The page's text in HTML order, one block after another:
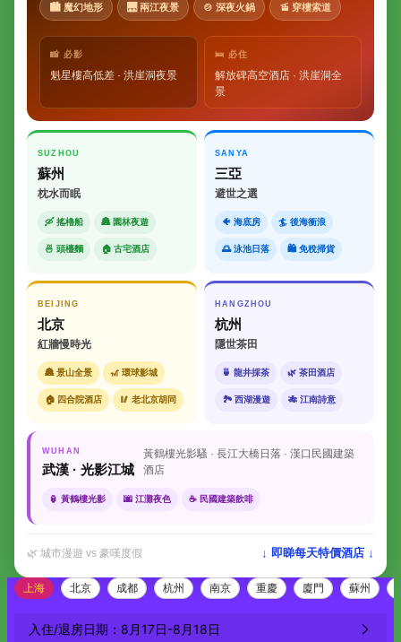
🏙 魔幻地形 🌉 兩江夜景 🍲 深夜火鍋 🚡 穿樓索道
📸 必影
魁星樓高低差 · 洪崖洞夜景
🛌 必住
解放碑高空酒店 · 洪崖洞全
景
SUZHOU
蘇州
枕水而眠
🛶 搖櫓船 🏯 園林夜遊
🍜 頭檯麵 🏠 古宅酒店
SANYA
三亞
避世之選
🐠 海底房 🏄 後海衝浪
🌅 泳池日落 🛍 免稅掃貨
BEIJING
北京
紅牆慢時光
🏯 景山全景 🎢 環球影城
🏠 四合院酒店 🥢 老北京胡同
HANGZHOU
杭州
隱世茶田
🍵 龍井採茶 🌿 茶田酒店
🏞 西湖漫遊 🎋 江南詩意
WUHAN
武漢 · 光影江城
黃鶴樓光影騷 · 長江大橋日落 · 漢口民國建築
酒店
🏮 黃鶴樓光影 🌆 江灘夜色 ☕ 民國建築飲啡
🌿 城市漫遊 vs 豪嘆度假 ↓ 即睇每天特價酒店 ↓
上海 北京 成都 杭州 南京 重慶 廈門 蘇州
入住/退房日期： 8月17日-8月18日